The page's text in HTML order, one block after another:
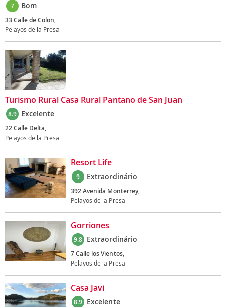
7 Bom
33 Calle de Colon,
Pelayos de la Presa
Turismo Rural Casa Rural Pantano de San Juan
8.9 Excelente
22 Calle Delta,
Pelayos de la Presa
Resort Life
9 Extraordinário
392 Avenida Monterrey,
Pelayos de la Presa
Gorriones
9.8 Extraordinário
7 Calle los Vientos,
Pelayos de la Presa
Casa Javi
8.9 Excelente